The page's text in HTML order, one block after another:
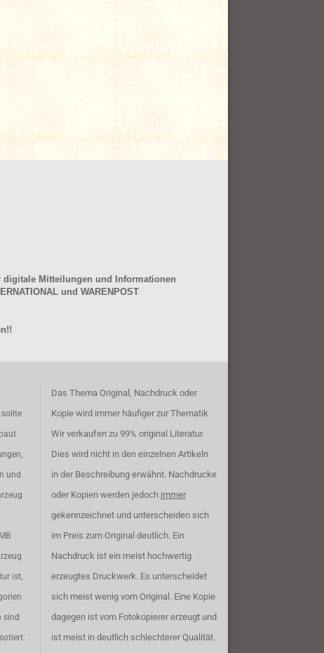
Mitteilungen und Informationen
und WARENPOST
sollte
und
ist,
sind
Das Thema Original, Nachdruck oder
Kopie wird immer häufiger zur Thematik.
Wir verkaufen zu 99% original Literatur.
Dies wird nicht in den einzelnen Artikeln
in der Beschreibung erwähnt. Nachdrucke
oder Kopien werden jedoch immer
gekennzeichnet und unterscheiden sich
im Preis zum Original deutlich. Ein
Nachdruck ist ein meist hochwertig
erzeugtes Druckwerk. Es unterscheidet
sich meist wenig vom Original. Eine Kopie
dagegen ist vom Fotokopierer erzeugt und
ist meist in deutlich schlechterer Qualität.